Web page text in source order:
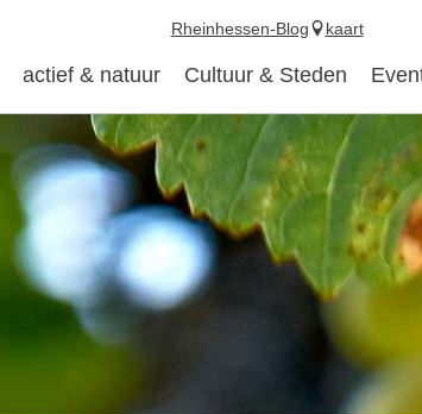
actief & natuur Cultuur & Steden
Rheinhessen-Blog kaart